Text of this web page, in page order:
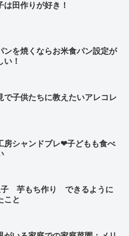
は田作りが好き！
ンを焼くならお米食パン設定が
い！
で子供たちに教えたいアレコレ
房シャンドブレ❤︎子どもも食べ
子 芋もち作り できるように
こと